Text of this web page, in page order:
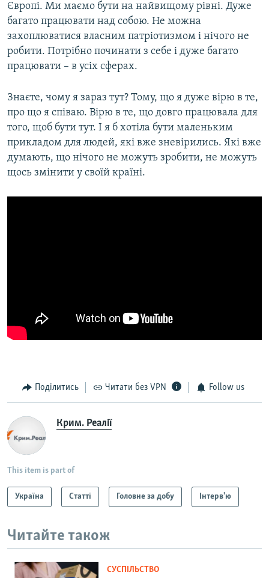
Європі. Ми маємо бути на найвищому рівні. Дуже
багато працювати над собою. Не можна
захоплюватися власним патріотизмом і нічого не
робити. Потрібно починати з себе і дуже багато
працювати – в усіх сферах.
Знаєте, чому я зараз тут? Тому, що я дуже вірю в те,
про що я співаю. Вірю в те, що довго працювала для
того, щоб бути тут. І я б хотіла бути маленьким
прикладом для людей, які вже зневірились. Які вже
думають, що нічого не можуть зробити, не можуть
щось змінити у своїй країні.
Поділитись Читати без VPN Follow us
Крим. Реалії
This item is part of
Україна Статті Головне за добу Інтерв'ю
Читайте також
СУСПІЛЬСТВО